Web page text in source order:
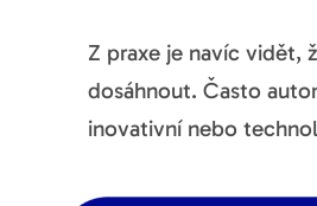
Z praxe je navíc vidět,
dosáhnout. Často
inovativní nebo